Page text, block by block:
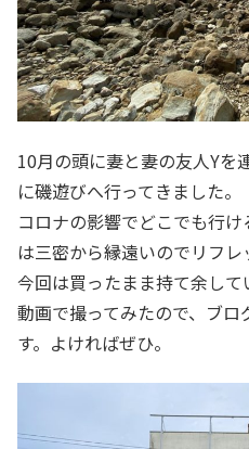
10月の頭に妻と妻の友人Yを
に磯遊びへ行ってきました。
コロナの影響でどこでも行
は三密から縁遠いのでリフレ
今回は買ったまま持て余し
動画で撮ってみたので、ブ
す。よければぜひ。